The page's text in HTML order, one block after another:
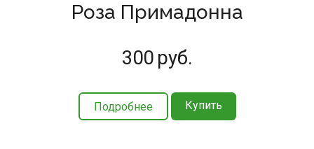
Роза Примадонна
300 руб.
Подробнее Купить